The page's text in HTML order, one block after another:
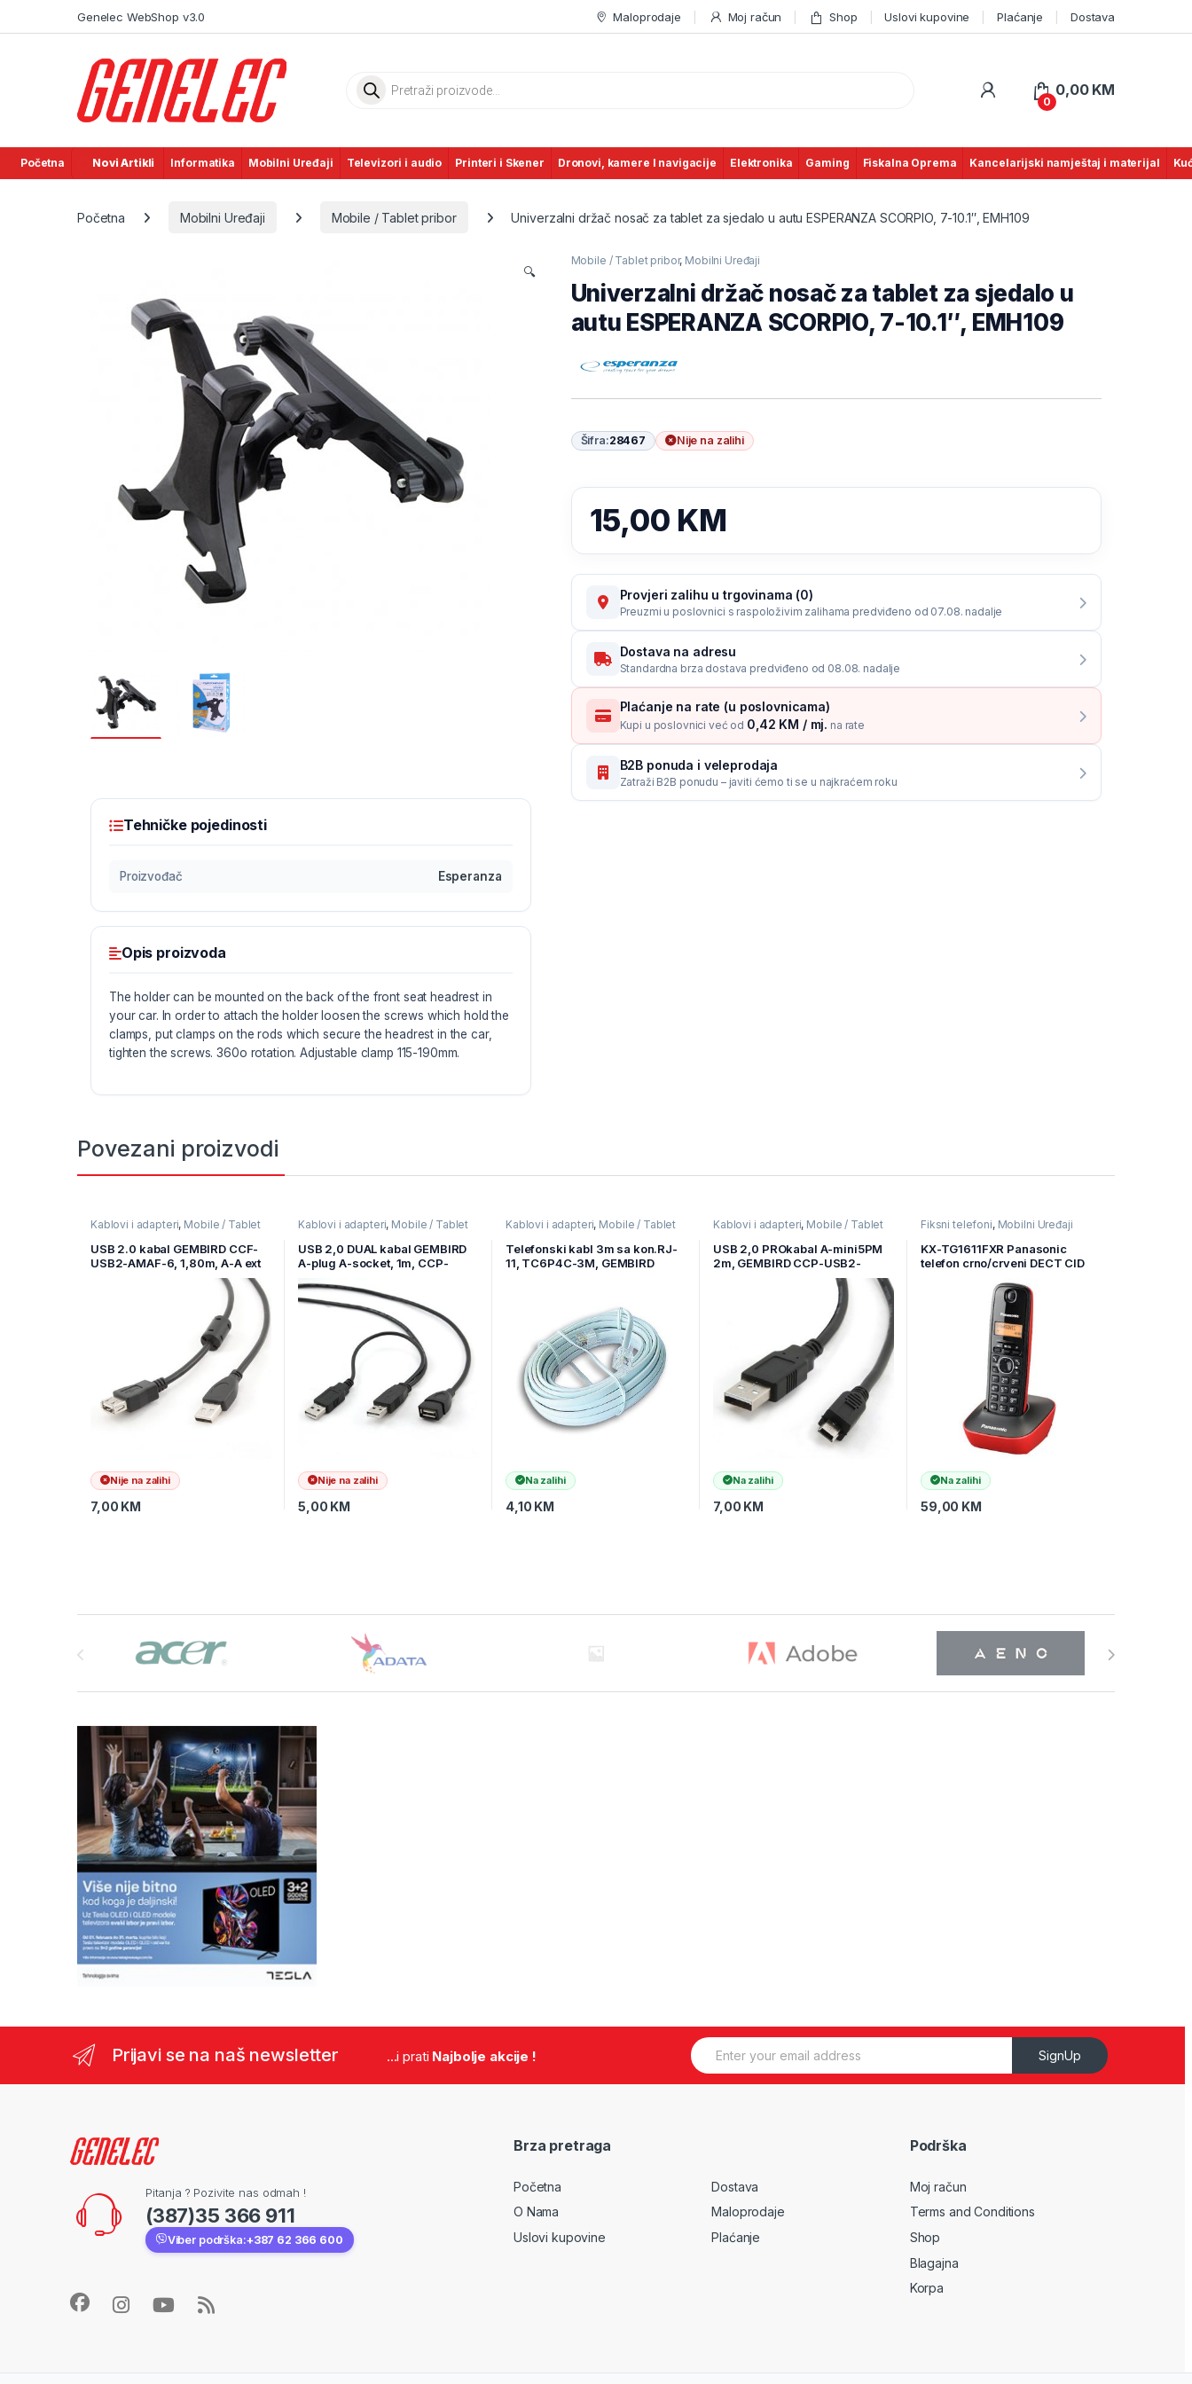
Genelec WebShop v3.0 Maloprodaje Moj račun Shop Uslovi kupovine Plaćanje Dostava
Products search
0
0,00 KM
Početna Novi Artikli Informatika Mobilni Uređaji Televizori i audio Printeri i Skener Dronovi, kamere I navigacije Elektronika Gaming Fiskalna Oprema Kancelarijski namještaj i materijal
Početna Mobilni Uređaji Mobile / Tablet pribor Univerzalni držač nosač za tablet za sjedalo u autu ESPERANZA SCORPIO, 7-10.1″, EMH109
🔍
Mobile / Tablet pribor, Mobilni Uređaji
Univerzalni držač nosač za tablet za sjedalo u
autu ESPERANZA SCORPIO, 7-10.1″, EMH109
Šifra:28467 Nije na zalihi
15,00 KM
Provjeri zalihu u trgovinama (0)
Preuzmi u poslovnici s raspoloživim zalihama predviđeno od 07.08. nadalje
Dostava na adresu
Standardna brza dostava predviđeno od 08.08. nadalje
Plaćanje na rate (u poslovnicama)
Kupi u poslovnici već od 0,42 KM / mj. na rate
B2B ponuda i veleprodaja
Zatraži B2B ponudu – javiti ćemo ti se u najkraćem roku
Tehničke pojedinosti
Proizvođač Esperanza
Opis proizvoda
The holder can be mounted on the back of the front seat headrest in
your car. In order to attach the holder loosen the screws which hold the
clamps, put clamps on the rods which secure the headrest in the car,
tighten the screws. 360o rotation. Adjustable clamp 115-190mm.
Povezani proizvodi
Kablovi i adapteri, Mobile / Tablet
Mobilni Uređaji
USB 2.0 kabal GEMBIRD CCF-
USB2-AMAF-6, 1,80m, A-A ext
Nije na zalihi
7,00 KM
Kablovi i adapteri, Mobile / Tablet
Mobilni Uređaji
USB 2,0 DUAL kabal GEMBIRD
A-plug A-socket, 1m, CCP-
Nije na zalihi
5,00 KM
Kablovi i adapteri, Mobile / Tablet
Mobilni Uređaji
Telefonski kabl 3m sa kon.RJ-
11, TC6P4C-3M, GEMBIRD
Na zalihi
4,10 KM
Kablovi i adapteri, Mobile / Tablet
Mobilni Uređaji
USB 2,0 PROkabal A-mini5PM
2m, GEMBIRD CCP-USB2-
Na zalihi
7,00 KM
Fiksni telefoni, Mobilni Uređaji
KX-TG1611FXR Panasonic
telefon crno/crveni DECT CID
Na zalihi
59,00 KM
Prijavi se na naš newsletter ...i prati Najbolje akcije !
E
m
SignUp
Pitanja ? Pozivite nas odmah !
(387)35 366 911
Viber podrška:+387 62 366 600
Brza pretraga
Početna
O Nama
Uslovi kupovine
Dostava
Maloprodaje
Plaćanje
Podrška
Moj račun
Terms and Conditions
Shop
Blagajna
Korpa